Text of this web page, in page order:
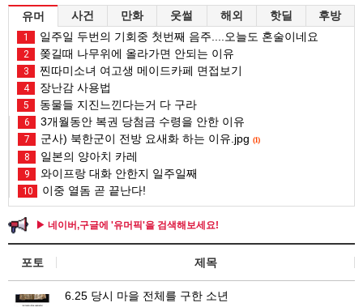
유머 사건 만화 웃썰 해외 핫딜 후방
1 일주일 두번의 기회중 첫번째 음주....오늘도 혼술이네요
2 쫒길때 나무위에 올라가면 안되는 이유
3 찐따미소녀 여고생 메이드카페 면접보기
4 장난감 사용법
5 동물들 지진느낀다는거 다 구라
6 3개월동안 복권 당첨금 수령을 안한 이유
7 군사) 북한군이 전방 요새화 하는 이유.jpg (1)
8 일본의 양아치 카레
9 와이프랑 대화 안한지 일주일째
10 이중 열돔 곧 끝난다!
▶ 네이버,구글에 '유머픽'을 검색해보세요!
포토 제목
6.25 당시 마을 전체를 구한 소년